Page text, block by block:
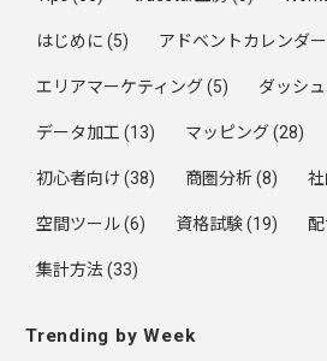
はじめに (5) アドベントカレンダー
エリアマーケティング(5) ダッシ
データ加工 (13) マッピング(28)
初心者向け(38) 商圏分析(8)
空間ツール(6) 資格試験(19)
集計方法 (33)
Trending by Week